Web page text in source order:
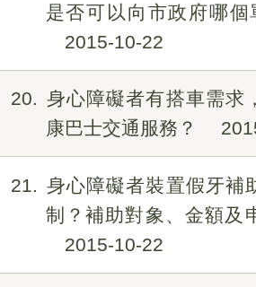
是否可以向市政府哪
2015-10-22
20
身心障礙者有搭車需求
康巴士交通服務？
21
身心障礙者裝置假牙補
制？補助對象、金額及
2015-10-22